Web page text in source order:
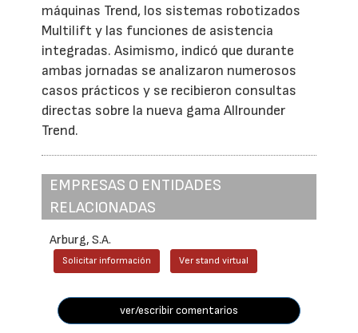
máquinas Trend, los sistemas robotizados
Multilift y las funciones de asistencia
integradas. Asimismo, indicó que durante
ambas jornadas se analizaron numerosos
casos prácticos y se recibieron consultas
directas sobre la nueva gama Allrounder
Trend.
EMPRESAS O ENTIDADES
RELACIONADAS
Arburg, S.A.
Solicitar información Ver stand virtual
ver/escribir comentarios